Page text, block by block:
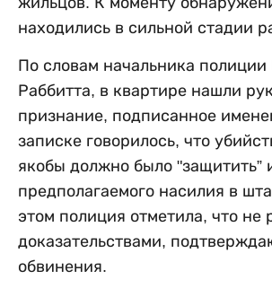
находились в сильной стадии
По словам начальника полиции
Раббитта, в квартире нашли
признание, подписанное
записке говорилось, что
якобы должно было "защитить”
предполагаемого насилия в
этом полиция отметила, что не
доказательствами,
обвинения.